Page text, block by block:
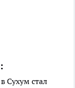
Сухум стал